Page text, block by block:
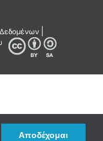
Αποδέχομαι